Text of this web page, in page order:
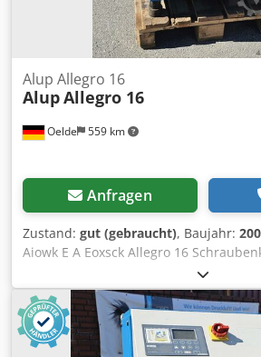
Oelde 559 km
Alup Allegro 16
AlupAllegro 16
Anfragen
Zustand: gut (gebraucht), Baujahr:
Aiowk E A Eoxsck Allegro 16
Vollautomatische, intern komplett
verdrahtete Kompaktanlage, einstufig
verdichtend, luftgekühlt,
drehzahlgeregelt. Enddruck: 13,00bar
16,00kW Liefermenge: 1,16 - 2,52m³/min